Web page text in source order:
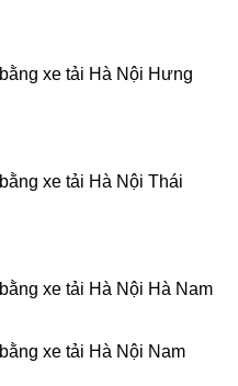
xe tải Hà Nội Hưng
xe tải Hà Nội Thái
xe tải Hà Nội Hà Nam
xe tải Hà Nội Nam